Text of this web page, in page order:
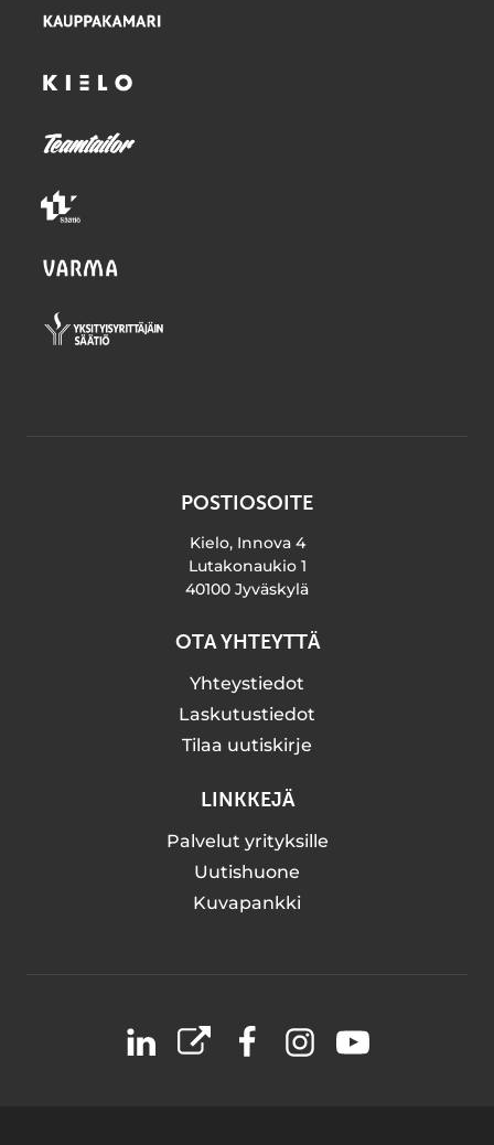
POSTIOSOITE
Kielo, Innova 4
Lutakonaukio 1
40100 Jyväskylä
OTA YHTEYTTÄ
Yhteystiedot
Laskutustiedot
Tilaa uutiskirje
LINKKEJÄ
Palvelut yrityksille
Uutishuone
Kuvapankki
LinkedIn
X FacebookInstagramYouTube